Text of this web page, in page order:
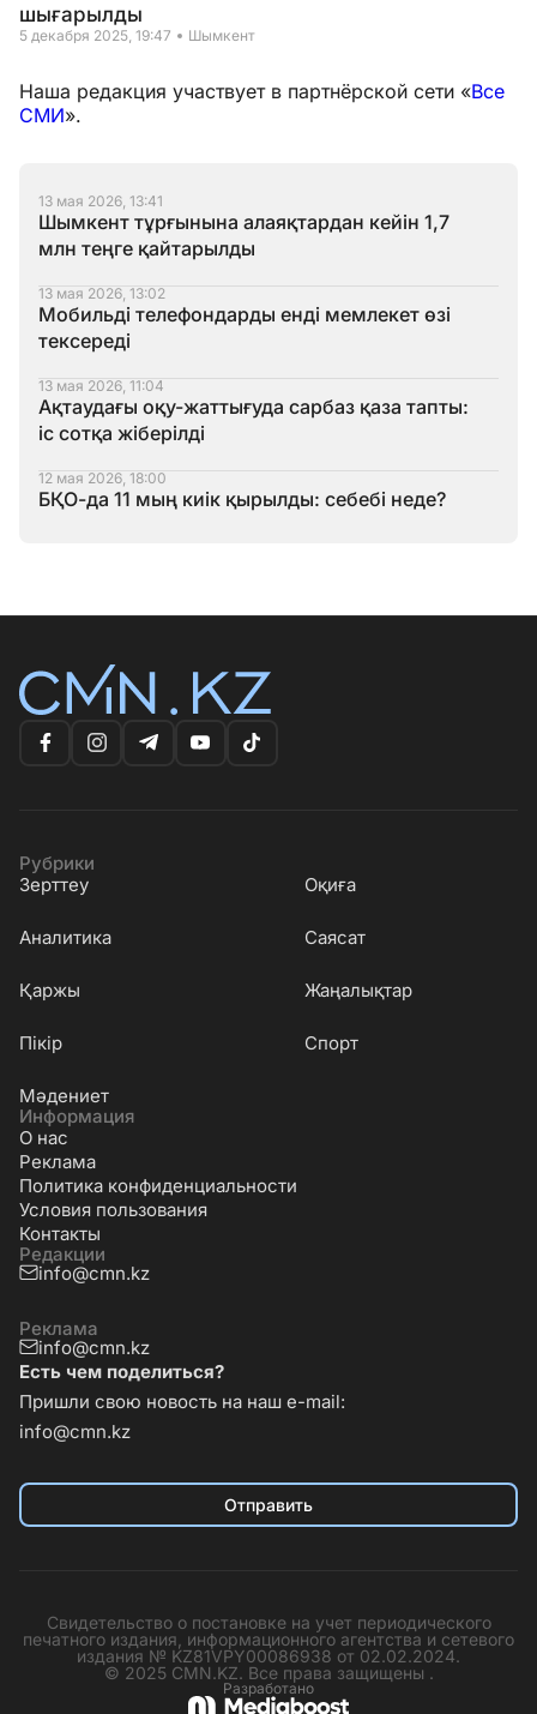
шығарылды
5 декабря 2025, 19:47 Шымкент
Наша редакция участвует в партнёрской сети «Все
СМИ».
13 мая 2026, 13:41
Шымкент тұрғынына алаяқтардан кейін 1,7
млн теңге қайтарылды
13 мая 2026, 13:02
Мобильді телефондарды енді мемлекет өзі
тексереді
13 мая 2026, 11:04
Ақтаудағы оқу-жаттығуда сарбаз қаза тапты:
іс сотқа жіберілді
12 мая 2026, 18:00
БҚО-да 11 мың киік қырылды: себебі неде?
Рубрики
Зерттеу
Оқиға
Аналитика Саясат
Қаржы Жаңалықтар
Пікір Спорт
Мәдениет
Информация
О нас
Реклама
Политика конфиденциальности
Условия пользования
Контакты
Редакции
info@cmn.kz
Реклама
info@cmn.kz
Есть чем поделиться?
Пришли свою новость на наш e-mail:
info@cmn.kz
Отправить
Свидетельство о постановке на учет периодического
печатного издания, информационного агентства и сетевого
издания № KZ81VPY00086938 от 02.02.2024.
© 2025 CMN.KZ. Все права защищены .
Разработано